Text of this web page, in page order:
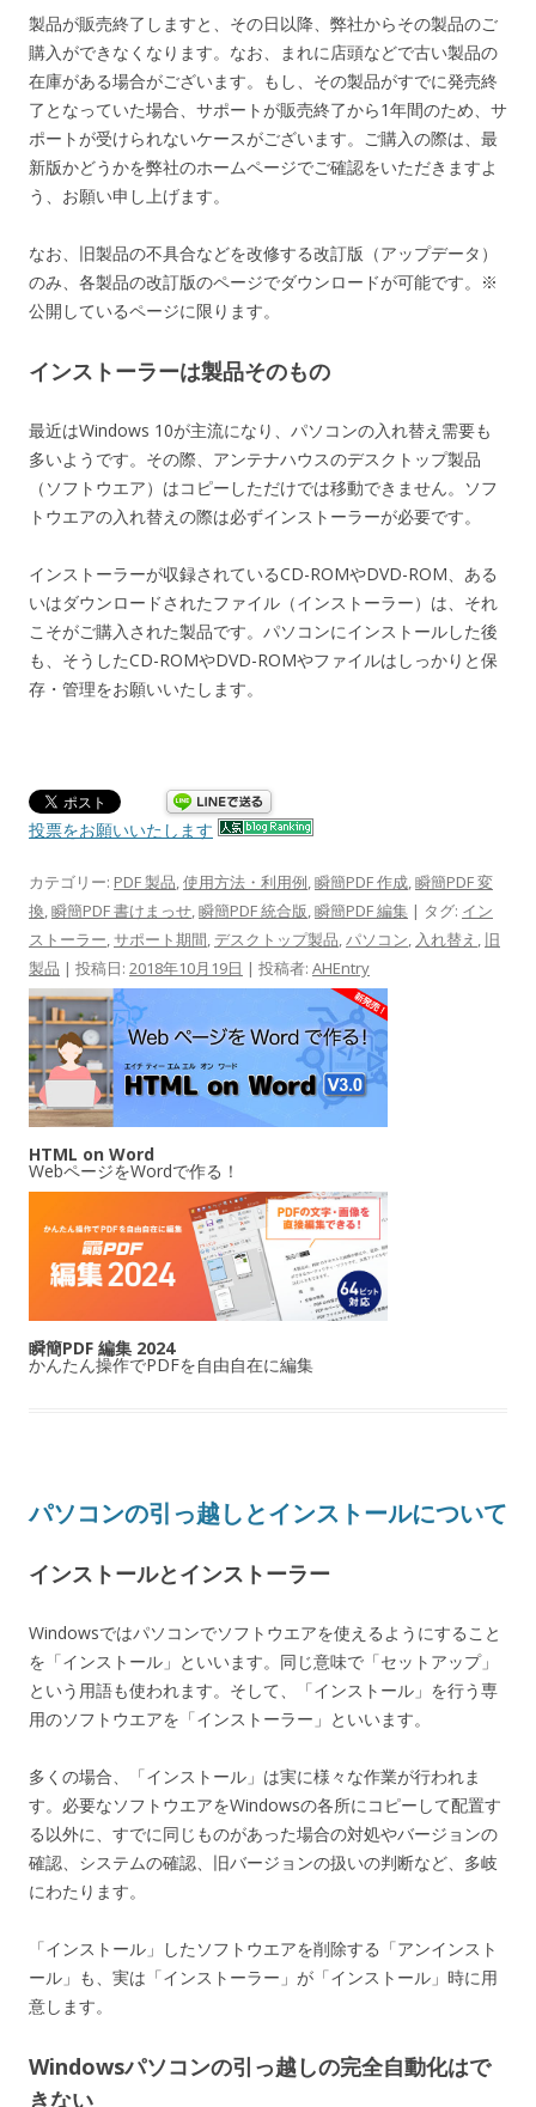
製品が販売終了しますと、その日以降、弊社からその製品のご
購入ができなくなります。なお、まれに店頭などで古い製品の
在庫がある場合がございます。もし、その製品がすでに発売終
了となっていた場合、サポートが販売終了から1年間のため、サ
ポートが受けられないケースがございます。ご購入の際は、最
新版かどうかを弊社のホームページでご確認をいただきますよ
う、お願い申し上げます。
なお、旧製品の不具合などを改修する改訂版（アップデータ）
のみ、各製品の改訂版のページでダウンロードが可能です。※
公開しているページに限ります。
インストーラーは製品そのもの
最近はWindows 10が主流になり、パソコンの入れ替え需要も
多いようです。その際、アンテナハウスのデスクトップ製品
（ソフトウエア）はコピーしただけでは移動できません。ソフ
トウエアの入れ替えの際は必ずインストーラーが必要です。
インストーラーが収録されているCD-ROMやDVD-ROM、ある
いはダウンロードされたファイル（インストーラー）は、それ
こそがご購入された製品です。パソコンにインストールした後
も、そうしたCD-ROMやDVD-ROMやファイルはしっかりと保
存・管理をお願いいたします。
投票をお願いいたします
カテゴリー: PDF 製品,使用方法・利用例,瞬簡PDF 作成,瞬簡PDF 変
換,瞬簡PDF 書けまっせ,瞬簡PDF 統合版,瞬簡PDF 編集 | タグ: イン
ストーラー,サポート期間, デスクトップ製品,パソコン, 入れ替え , 旧
製品 | 投稿日: 2018年10月19日 | 投稿者: AHEntry
HTML on Word
WebページをWordで作る！
瞬簡PDF 編集 2024
かんたん操作でPDFを自由自在に編集
パソコンの引っ越しとインストールについて
インストールとインストーラー
Windowsではパソコンでソフトウエアを使えるようにすること
を「インストール」といいます。同じ意味で「セットアップ」
という用語も使われます。そして、「インストール」を行う専
用のソフトウエアを「インストーラー」といいます。
多くの場合、「インストール」は実に様々な作業が行われま
す。必要なソフトウエアをWindowsの各所にコピーして配置す
る以外に、すでに同じものがあった場合の対処やバージョンの
確認、システムの確認、旧バージョンの扱いの判断など、多岐
にわたります。
「インストール」したソフトウエアを削除する「アンインスト
ール」も、実は「インストーラー」が「インストール」時に用
意します。
Windowsパソコンの引っ越しの完全自動化はで
きない